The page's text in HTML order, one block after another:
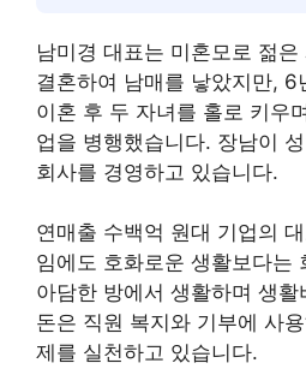
남미경 대표는 미혼모로 젊
결혼하여 남매를 낳았지만, 6
이혼 후 두 자녀를 홀로 키우
업을 병행했습니다. 장남이
회사를 경영하고 있습니다.
연매출 수백억 원대 기업의
임에도 호화로운 생활보다는
아담한 방에서 생활하며 생
돈은 직원 복지와 기부에 사
제를 실천하고 있습니다.